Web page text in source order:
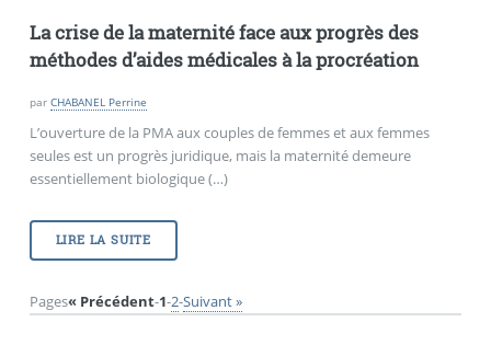
La crise de la maternité face aux progrès des
méthodes d’aides médicales à la procréation
par CHABANEL Perrine
L’ouverture de la PMA aux couples de femmes et aux femmes
seules est un progrès juridique, mais la maternité demeure
essentiellement biologique (…)
LIRE LA SUITE
Pages« Précédent-1-2-Suivant »